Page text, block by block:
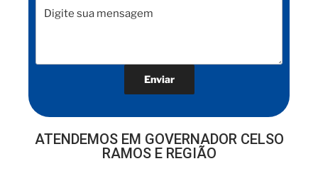
ATENDEMOS EM GOVERNADOR CELSO
RAMOS E REGIÃO